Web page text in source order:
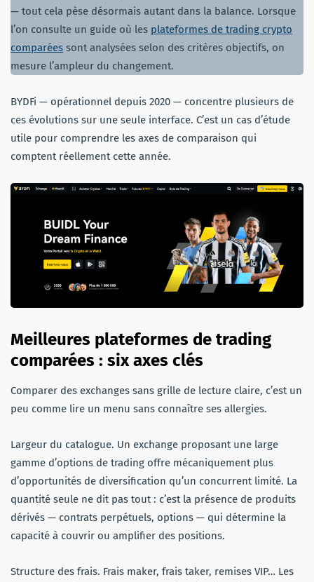
— tout cela pèse désormais autant dans la balance. Lorsque
l’on consulte un guide où les plateformes de trading crypto
comparées sont analysées selon des critères objectifs, on
mesure l’ampleur du changement.
BYDFi — opérationnel depuis 2020 — concentre plusieurs de
ces évolutions sur une seule interface. C’est un cas d’étude
utile pour comprendre les axes de comparaison qui
comptent réellement cette année.
Meilleures plateformes de trading
comparées : six axes clés
Comparer des exchanges sans grille de lecture claire, c’est un
peu comme lire un menu sans connaître ses allergies.
Largeur du catalogue. Un exchange proposant une large
gamme d’options de trading offre mécaniquement plus
d’opportunités de diversification qu’un concurrent limité. La
quantité seule ne dit pas tout : c’est la présence de produits
dérivés — contrats perpétuels, options — qui détermine la
capacité à couvrir ou amplifier des positions.
Structure des frais. Frais maker, frais taker, remises VIP… Les